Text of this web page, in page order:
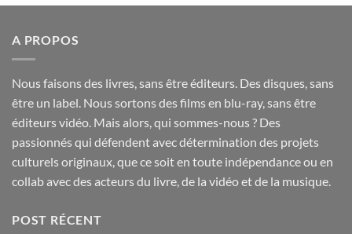
A PROPOS
Nous faisons des livres, sans être éditeurs. Des disques, sans
être un label. Nous sortons des films en blu-ray, sans être
éditeurs vidéo. Mais alors, qui sommes-nous ? Des
passionnés qui défendent avec détermination des projets
culturels originaux, que ce soit en toute indépendance ou en
collab avec des acteurs du livre, de la vidéo et de la musique.
POST RÉCENT